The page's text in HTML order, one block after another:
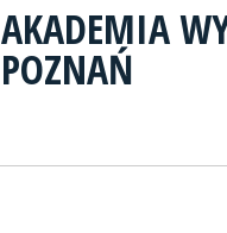
AKADEMIA
POZNAŃ